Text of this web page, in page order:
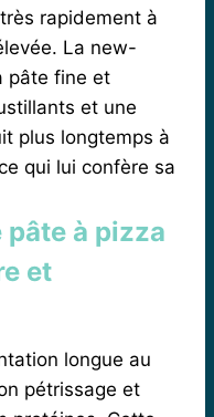
rapidement à
La new-
pâte fine et
et une
plus longtemps à
qui lui confère sa
à pizza
et
longue au
pétrissage et